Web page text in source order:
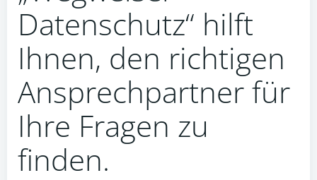
Datenschutz“ hilft
Ihnen, den richtigen
Ansprechpartner für
Ihre Fragen zu
finden.